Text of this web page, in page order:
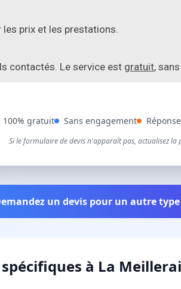
prix et les prestations.
contactés. Le service est gratuit, sans
100% gratuit Sans engagement
Si le formulaire de devis n'apparaît pas, actualisez la
un devis pour un autre type
spécifiques à La